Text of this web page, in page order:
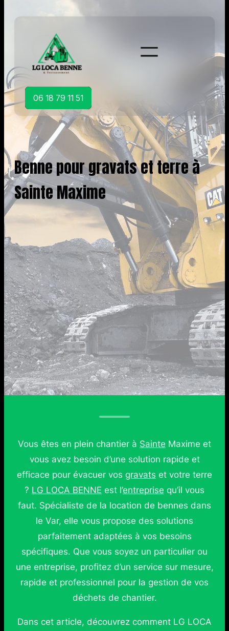
06 18 79 11 51
Benne pour gravats et terre à
Sainte Maxime
Vous êtes en plein chantier à Sainte Maxime et
vous avez besoin d’une solution rapide et
efficace pour évacuer vos gravats et votre terre
? LG LOCA BENNE est l’entreprise qu’il vous
faut. Spécialiste de la location de bennes dans
le Var, elle vous propose des solutions
parfaitement adaptées à vos besoins
spécifiques. Que vous soyez un particulier ou
une entreprise, profitez d’un service sur mesure,
rapide et professionnel pour la gestion de vos
déchets de chantier.
Dans cet article, découvrez comment LG LOCA